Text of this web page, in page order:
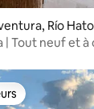
Río Hato
| Tout neuf et